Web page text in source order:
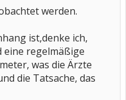
werden.
ist,denke ich,
eine regelmäßige
was die Ärzte
die Tatsache, das